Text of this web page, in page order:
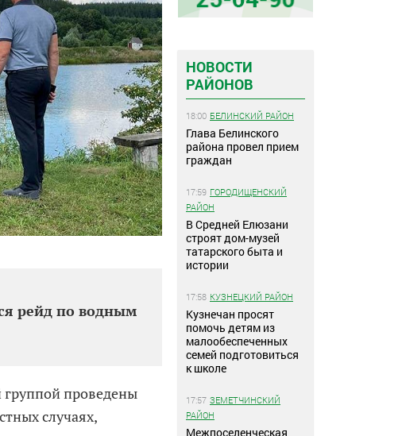
рейд по водным
проведены
случаях,
НОВОСТИ
РАЙОНОВ
18:00 БЕЛИНСКИЙ РАЙОН
Глава Белинского
района провел прием
граждан
17:59 ГОРОДИЩЕНСКИЙ
РАЙОН
В Средней Елюзани
строят дом-музей
татарского быта и
истории
17:58 КУЗНЕЦКИЙ РАЙОН
Кузнечан просят
помочь детям из
малообеспеченных
семей подготовиться
к школе
17:57 ЗЕМЕТЧИНСКИЙ
РАЙОН
Межпоселенческая